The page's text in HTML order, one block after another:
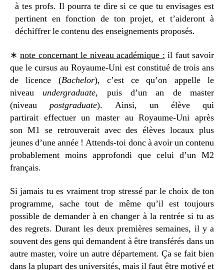
à tes profs. Il pourra te dire si ce que tu envisages est
pertinent en fonction de ton projet, et t’aideront à
déchiffrer le contenu des enseignements proposés.
∗note concernant le niveau académique : il faut savoir
que le cursus au Royaume-Uni est constitué de trois ans
de licence (Bachelor), c’est ce qu’on appelle le
niveau undergraduate, puis d’un an de master
(niveau postgraduate). Ainsi, un élève qui
partirait effectuer un master au Royaume-Uni après
son M1 se retrouverait avec des élèves locaux plus
jeunes d’une année ! Attends-toi donc à avoir un contenu
probablement moins approfondi que celui d’un M2
français.
Si jamais tu es vraiment trop stressé par le choix de ton
programme, sache tout de même qu’il est toujours
possible de demander à en changer à la rentrée si tu as
des regrets. Durant les deux premières semaines, il y a
souvent des gens qui demandent à être transférés dans un
autre master, voire un autre département. Ça se fait bien
dans la plupart des universités, mais il faut être motivé et